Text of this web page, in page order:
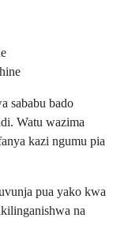
sababu bado
Watu wazima
kazi ngumu pia
pua yako kwa
na